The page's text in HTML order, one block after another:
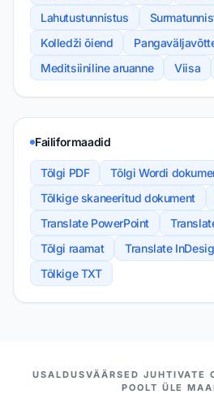
Lahutustunnistus
Kolledži õiend
Meditsiiniline aruanne
Viisa
Failiformaadid
Tõlgi PDF Tõlgi Wordi
Tõlkige skaneeritud dokument
Translate PowerPoint
Tõlgi raamat
Translate
Tõlkige TXT
MEIE PARTNERID
USALDUSVÄÄRSED JUHTIVATE
POOLT ÜLE